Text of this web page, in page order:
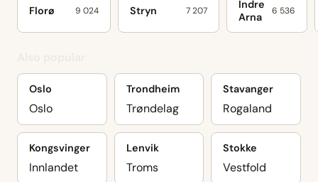
Florø 9 024 Stryn 7 207
Indre
Arna
6 536
Oslo
Oslo
Trondheim
Trøndelag
Stavanger
Rogaland
Kongsvinger
Innlandet
Lenvik
Troms
Stokke
Vestfold